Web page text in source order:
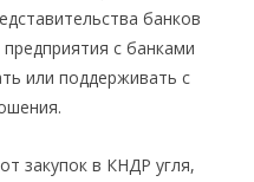
банков
с банками
или поддерживать с
закупок в КНДР угля,